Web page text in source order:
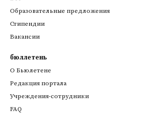
Образовательные предложения
Стипендии
Вакансии
бюллетень
О Бьюлетене
Редакция портала
Учреждения-сотрудники
FAQ